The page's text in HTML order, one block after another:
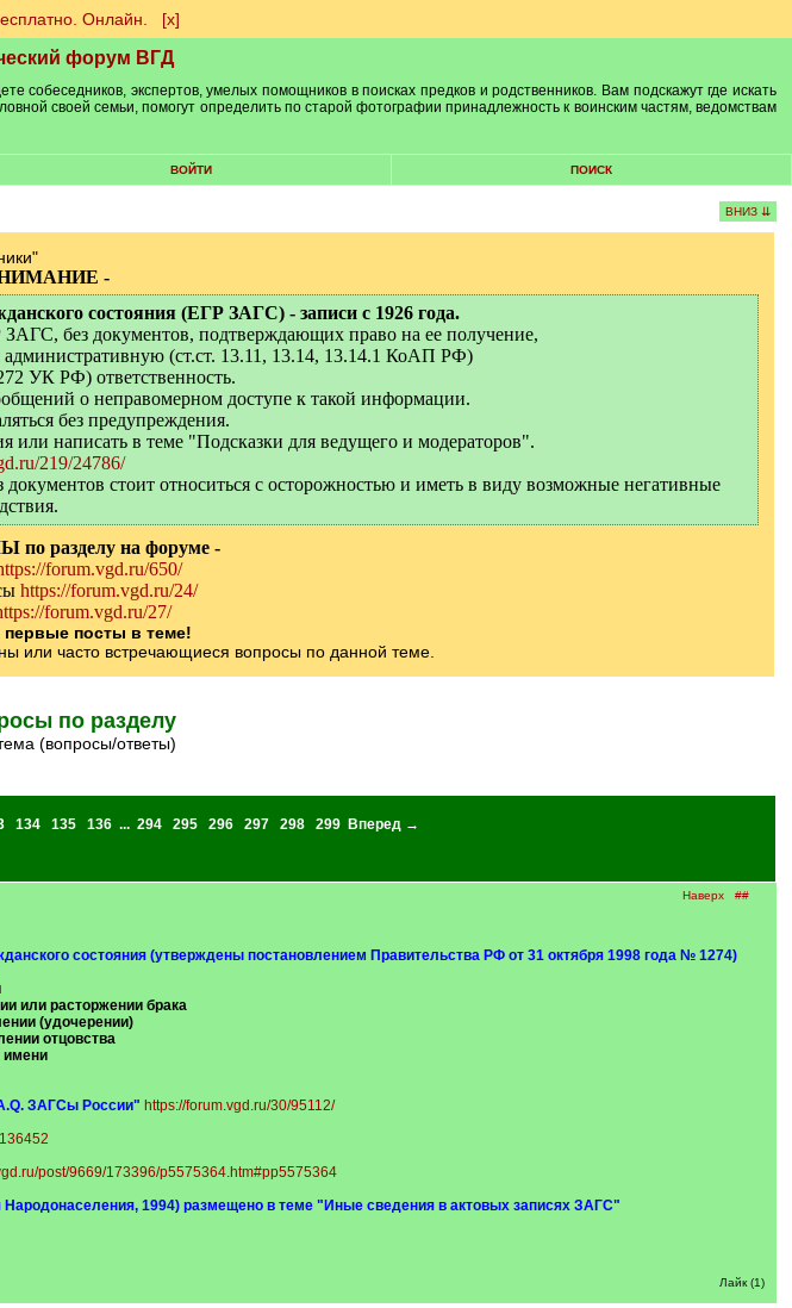
Онлайн. [х]
форум ВГД
собеседников, экспертов, умелых помощников в поисках предков и родственников. Вам подскажут где искать
своей семьи, помогут определить по старой фотографии принадлежность к воинским частям, ведомствам
ВОЙТИ ПОИСК
ВНИЗ ⇊
-
состояния (ЕГР ЗАГС) - записи с 1926 года.
без документов, подтверждающих право на ее получение,
административную (ст.ст. 13.11, 13.14, 13.14.1 КоАП РФ)
УК РФ) ответственность.
о неправомерном доступе к такой информации.
без предупреждения.
или написать в теме "Подсказки для ведущего и модераторов".
219/24786/
стоит относиться с осторожностью и иметь в виду возможные негативные
разделу на форуме -
forum.vgd.ru/650/
https://forum.vgd.ru/24/
forum.vgd.ru/27/
посты в теме!
или часто встречающиеся вопросы по данной теме.
по разделу
(вопросы/ответы)
134 135 136 ... 294 295 296 297 298 299
Вперед →
Наверх ##
состояния (утверждены постановлением Правительства РФ от 31 октября 1998 года № 1274)
или расторжении брака
(удочерении)
отцовства
имени
ЗАГСы России" https://forum.vgd.ru/30/95112/
post/9669/173396/p5575364.htm#pp5575364
1994) размещено в теме "Иные сведения в актовых записях ЗАГС"
Лайк (1)